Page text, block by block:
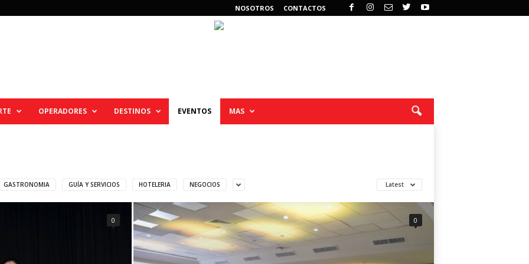
NOSOTROS CONTACTOS
OPERADORES DESTINOS EVENTOS MAS
GASTRONOMIA GUÍA Y SERVICIOS HOTELERIA NEGOCIOS Latest
0 0